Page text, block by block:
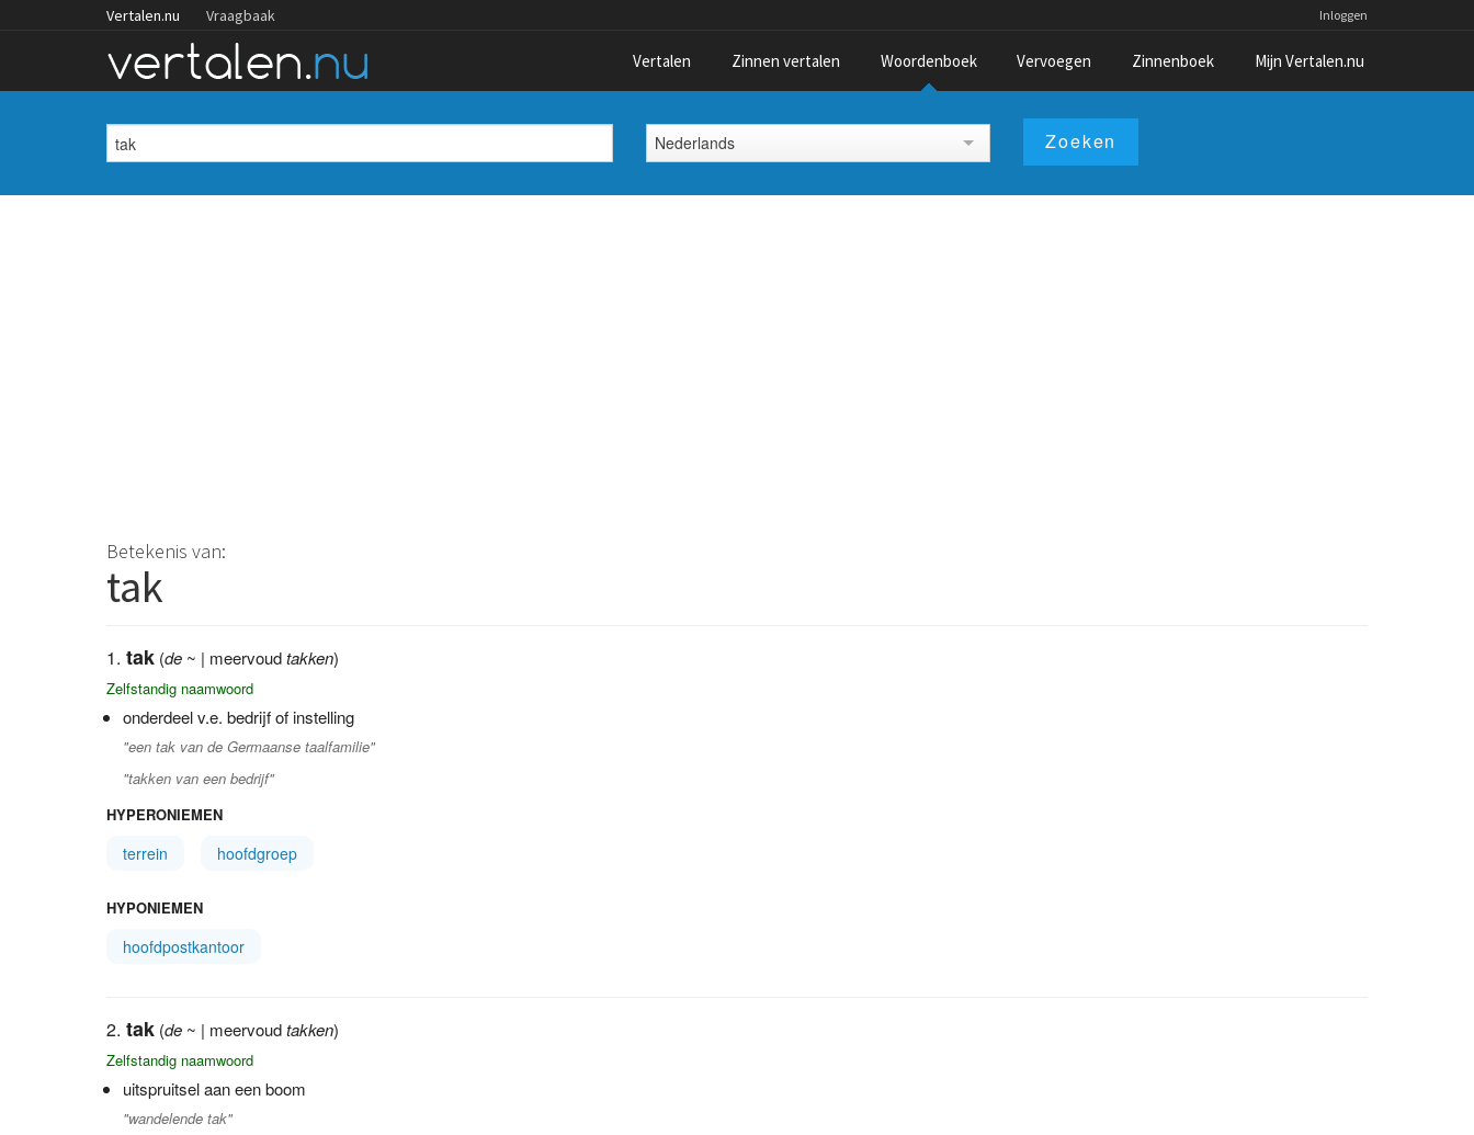
Vertalen.nu Vraagbaak Inloggen
Vertalen Zinnen vertalen Woordenboek Vervoegen Zinnenboek Mijn Vertalen.nu
Nederlands
Betekenis van:
tak
tak (de ~ | meervoudtakken)
Zelfstandig naamwoord
onderdeel v.e. bedrijf of instelling
"een tak van de Germaanse taalfamilie"
"takken van een bedrijf"
HYPERONIEMEN
terrein hoofdgroep
HYPONIEMEN
hoofdpostkantoor
tak (de ~ | meervoudtakken)
Zelfstandig naamwoord
uitspruitsel aan een boom
"wandelende tak"